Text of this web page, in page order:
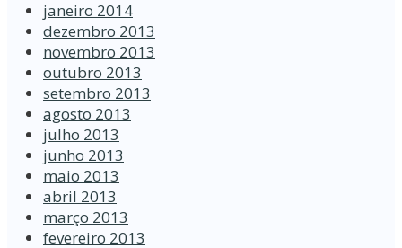
janeiro 2014
dezembro 2013
novembro 2013
outubro 2013
setembro 2013
agosto 2013
julho 2013
junho 2013
maio 2013
abril 2013
março 2013
fevereiro 2013